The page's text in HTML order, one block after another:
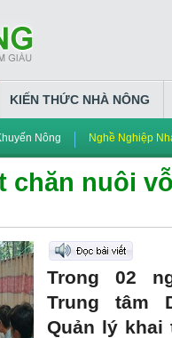
Nông Nghề Nghiệp
KIẾN THỨC NHÀ NÔNG
chăn nuôi
Trong 02
Trung tâm
Quản lý